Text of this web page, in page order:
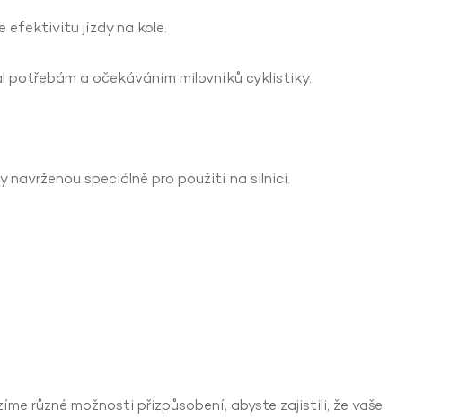
efektivitu jízdy na kole.
potřebám a očekáváním milovníků cyklistiky.
speciálně pro použití na silnici.
různé možnosti přizpůsobení, abyste zajistili, že vaše